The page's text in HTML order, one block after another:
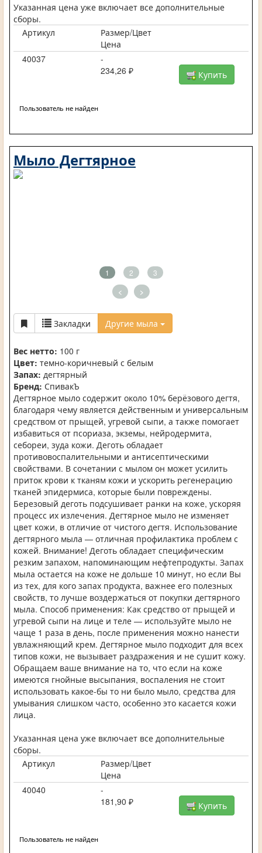
Указанная цена уже включает все дополнительные
сборы.
Артикул
Размер/Цвет
Цена
40037
-
234,26 ₽
Купить
Пользователь не найден
Мыло Дегтярное
1 2 3
< >
Закладки Другие мыла
Вес нетто: 100 г
Цвет: темно-коричневый с белым
Запах: дегтярный
Бренд: СпивакЪ
Дегтярное мыло содержит около 10% берёзового дегтя,
благодаря чему является действенным и универсальным
средством от прыщей, угревой сыпи, а также помогает
избавиться от псориаза, экземы, нейродермита,
себореи, зуда кожи. Деготь обладает
противовоспалительными и антисептическими
свойствами. В сочетании с мылом он может усилить
приток крови к тканям кожи и ускорить регенерацию
тканей эпидермиса, которые были повреждены.
Березовый деготь подсушивает ранки на коже, ускоряя
процесс их излечения. Дегтярное мыло не изменяет
цвет кожи, в отличие от чистого дегтя. Использование
дегтярного мыла — отличная профилактика проблем с
кожей. Внимание! Деготь обладает специфическим
резким запахом, напоминающим нефтепродукты. Запах
мыла остается на коже не дольше 10 минут, но если Вы
из тех, для кого запах продукта, важнее его полезных
свойств, то лучше воздержаться от покупки дегтярного
мыла. Способ применения: Как средство от прыщей и
угревой сыпи на лице и теле — используйте мыло не
чаще 1 раза в день, после применения можно нанести
увлажняющий крем. Дегтярное мыло подходит для всех
типов кожи, не вызывает раздражения и не сушит кожу.
Обращаем ваше внимание на то, что если на коже
имеются гнойные высыпания, воспаления не стоит
использовать какое-бы то ни было мыло, средства для
умывания слишком часто, особенно это касается кожи
лица.
Указанная цена уже включает все дополнительные
сборы.
Артикул
Размер/Цвет
Цена
40040
-
181,90 ₽
Купить
Пользователь не найден